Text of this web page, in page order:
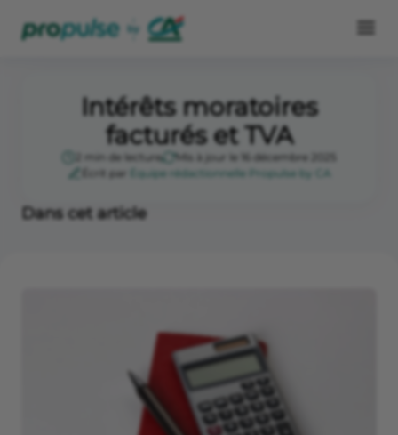
Intérêts moratoires
facturés et TVA
2 min de lecture
Mis à jour le 16 décembre 2025
Écrit par
Équipe rédactionnelle Propulse by CA
Dans cet article